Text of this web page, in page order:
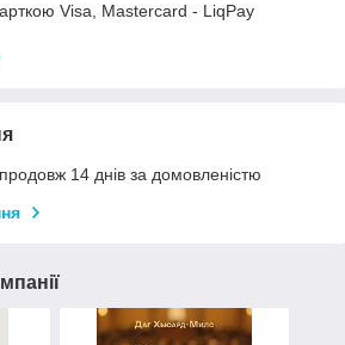
Visa, Mastercard - LiqPay
14 днів за домовленістю